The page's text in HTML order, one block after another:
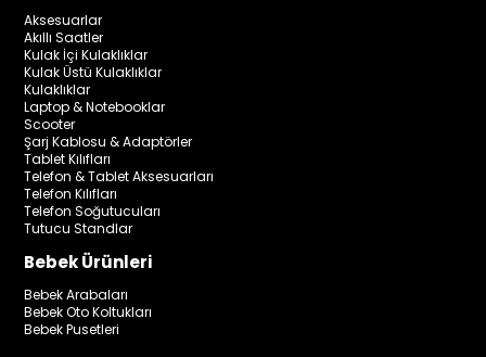
Aksesuarlar
Akıllı Saatler
Kulak İçi Kulaklıklar
Kulak Üstü Kulaklıklar
Kulaklıklar
Laptop & Notebooklar
Scooter
Şarj Kablosu & Adaptörler
Tablet Kılıfları
Telefon & Tablet Aksesuarları
Telefon Kılıfları
Telefon Soğutucuları
Tutucu Standlar
Bebek Ürünleri
Bebek Arabaları
Bebek Oto Koltukları
Bebek Pusetleri